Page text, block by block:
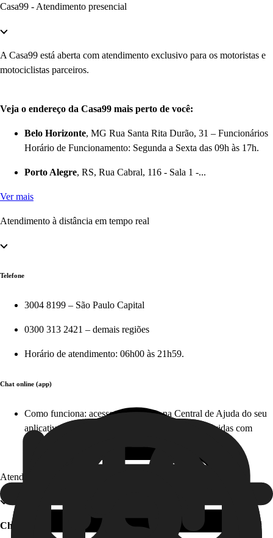
Casa99 - Atendimento presencial
A Casa99 está aberta com atendimento exclusivo para os motoristas e
motociclistas parceiros.
Veja o endereço da Casa99 mais perto de você:
Belo Horizonte, MG Rua Santa Rita Durão, 31 – Funcionários
Horário de Funcionamento: Segunda a Sexta das 09h às 17h.
Porto Alegre, RS, Rua Cabral, 116 - Sala 1 -...
Ver mais
Atendimento à distância em tempo real
Telefone
3004 8199 – São Paulo Capital
0300 313 2421 – demais regiões
Horário de atendimento: 06h00 às 21h59.
Chat online (app)
Como funciona: acesse diretamente na Central de Ajuda do seu
aplicativo em apenas alguns cliques e tire suas dúvidas com
Atendimento offline
Chat offline